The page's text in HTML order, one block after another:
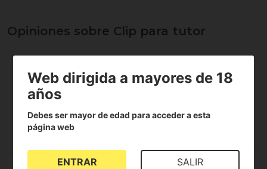
Opiniones sobre Clip para tutor
3
Web dirigida a mayores de 18
años
Debes ser mayor de edad para acceder a esta
página web
ENTRAR SALIR